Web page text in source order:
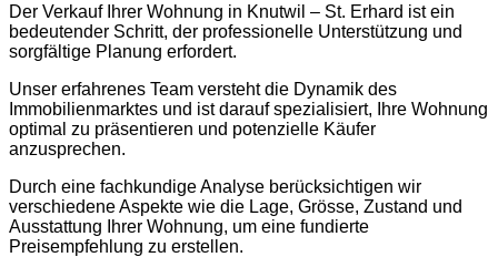
Der Verkauf Ihrer Wohnung in Knutwil – St. Erhard ist ein
bedeutender Schritt, der professionelle Unterstützung und
sorgfältige Planung erfordert.
Unser erfahrenes Team versteht die Dynamik des
Immobilienmarktes und ist darauf spezialisiert, Ihre Wohnung
optimal zu präsentieren und potenzielle Käufer
anzusprechen.
Durch eine fachkundige Analyse berücksichtigen wir
verschiedene Aspekte wie die Lage, Grösse, Zustand und
Ausstattung Ihrer Wohnung, um eine fundierte
Preisempfehlung zu erstellen.